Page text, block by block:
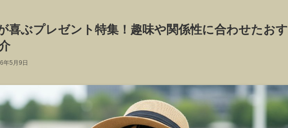
喜ぶプレゼント特集！趣味や関係性に合わせたおす
年5月9日